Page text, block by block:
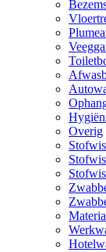
Overig